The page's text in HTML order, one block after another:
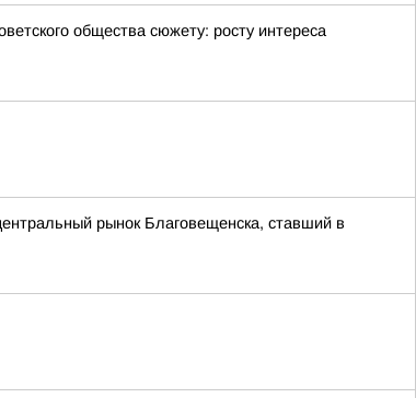
общества сюжету: росту интереса
рынок Благовещенска, ставший в